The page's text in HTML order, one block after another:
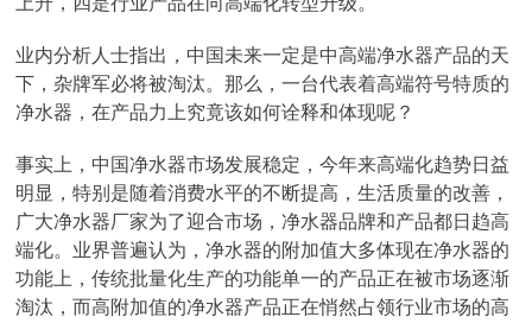
业内分析人士指出，中国未来一定是中高端净水器产品的天
下，杂牌军必将被淘汰。那么，一台代表着高端符号特质的
净水器，在产品力上究竟该如何诠释和体现呢？
事实上，中国净水器市场发展稳定，今年来高端化趋势日益
明显，特别是随着消费水平的不断提高，生活质量的改善，
广大净水器厂家为了迎合市场，净水器品牌和产品都日趋高
端化。业界普遍认为，净水器的附加值大多体现在净水器的
功能上，传统批量化生产的功能单一的产品正在被市场逐渐
淘汰，而高附加值的净水器产品正在悄然占领行业市场的高